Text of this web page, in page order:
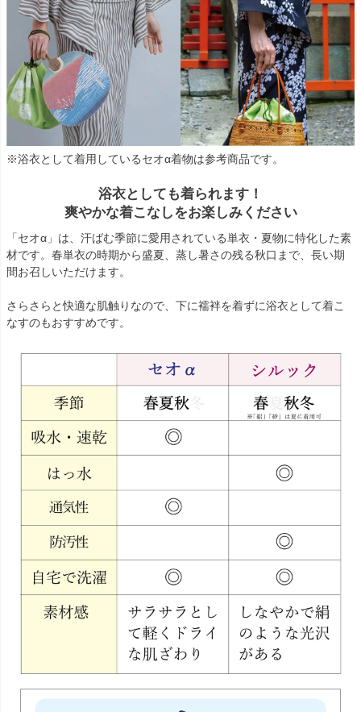
※浴衣として着用しているセオα着物は参考商品です。
浴衣としても着られます！
爽やかな着こなしをお楽しみください
「セオα」は、汗ばむ季節に愛用されている単衣・夏物に特化した素
材です。春単衣の時期から盛夏、蒸し暑さの残る秋口まで、長い期
間お召しいただけます。
さらさらと快適な肌触りなので、下に襦袢を着ずに浴衣として着こ
なすのもおすすめです。